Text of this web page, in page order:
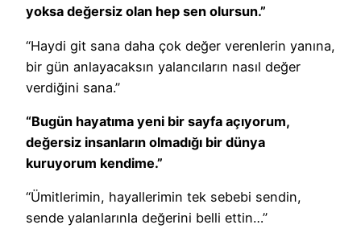
yoksa değersiz olan hep sen olursun.”
“Haydi git sana daha çok değer verenlerin yanına,
bir gün anlayacaksın yalancıların nasıl değer
verdiğini sana.”
“Bugün hayatıma yeni bir sayfa açıyorum,
değersiz insanların olmadığı bir dünya
kuruyorum kendime.”
“Ümitlerimin, hayallerimin tek sebebi sendin,
sende yalanlarınla değerini belli ettin…”